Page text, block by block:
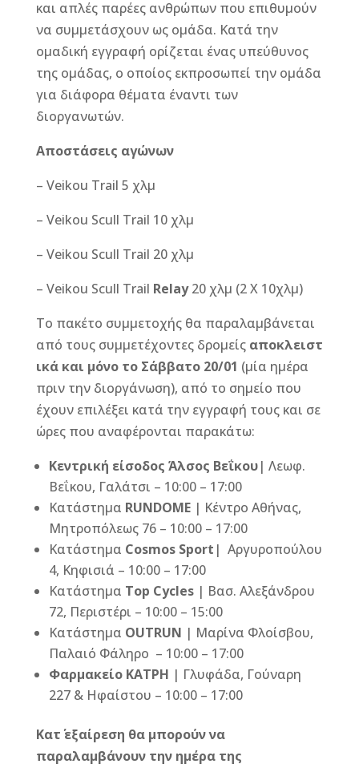
και απλές παρέες ανθρώπων που επιθυμούν
να συμμετάσχουν ως ομάδα. Κατά την
ομαδική εγγραφή ορίζεται ένας υπεύθυνος
της ομάδας, ο οποίος εκπροσωπεί την ομάδα
για διάφορα θέματα έναντι των
διοργανωτών.
Αποστάσεις αγώνων
– Veikou Trail 5 χλμ
– Veikou Scull Trail 10 χλμ
– Veikou Scull Trail 20 χλμ
– Veikou Scull Trail Relay20 χλμ (2 X 10χλμ)
Το πακέτο συμμετοχής θα παραλαμβάνεται
από τους συμμετέχοντες δρομείς αποκλειστ
ικά και μόνο το Σάββατο 20/01 (μία ημέρα
πριν την διοργάνωση), από το σημείο που
έχουν επιλέξει κατά την εγγραφή τους και σε
ώρες που αναφέρονται παρακάτω:
Κεντρική είσοδος Άλσος Βεΐκου| Λεωφ.
Βεΐκου, Γαλάτσι – 10:00 – 17:00
Κατάστημα RUNDOME| Κέντρο Αθήνας,
Μητροπόλεως 76 – 10:00 – 17:00
Κατάστημα Cosmos Sport | Αργυροπούλου
4, Κηφισιά – 10:00 – 17:00
Κατάστημα Top Cycles| Βασ. Αλεξάνδρου
72, Περιστέρι – 10:00 – 15:00
Κατάστημα OUTRUN | Μαρίνα Φλοίσβου,
Παλαιό Φάληρο – 10:00 – 17:00
Φαρμακείο ΚΑΤΡΗ | Γλυφάδα, Γούναρη
227 & Ηφαίστου – 10:00 – 17:00
Κατ΄ εξαίρεση θα μπορούν να
παραλαμβάνουν την ημέρα της